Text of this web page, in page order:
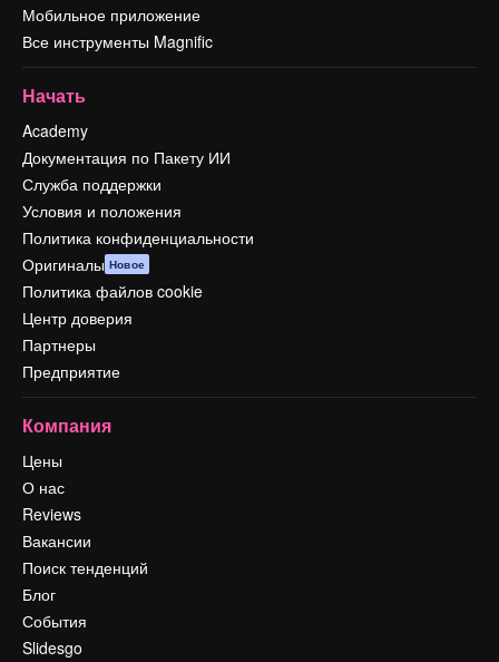
Мобильное приложение
Все инструменты Magnific
Начать
Academy
Документация по Пакету ИИ
Служба поддержки
Условия и положения
Политика конфиденциальности
Оригиналы Новое
Политика файлов cookie
Центр доверия
Партнеры
Предприятие
Компания
Цены
О нас
Reviews
Вакансии
Поиск тенденций
Блог
События
Slidesgo